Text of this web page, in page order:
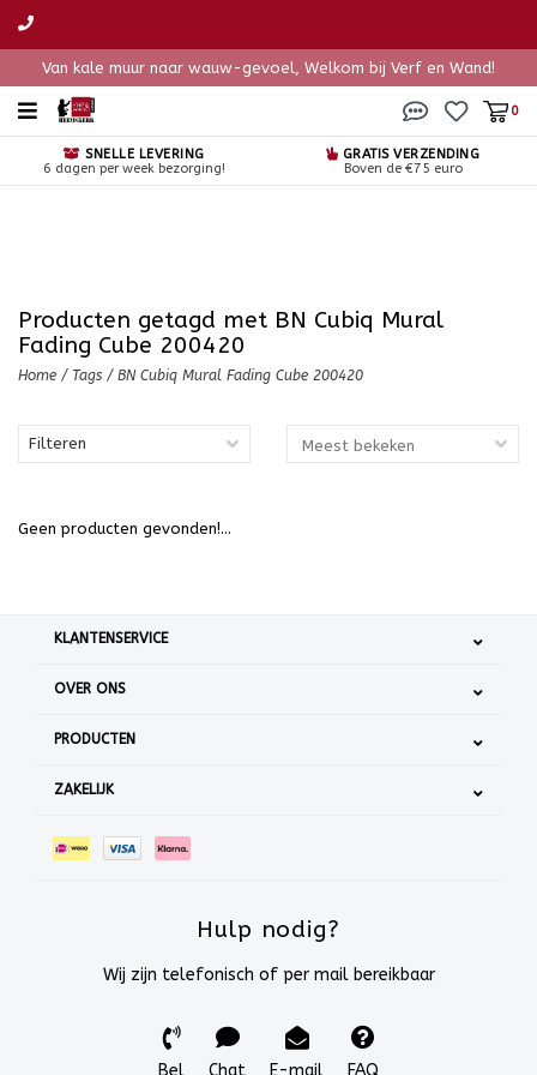
Van kale muur naar wauw-gevoel, Welkom bij Verf en Wand!
0
SNELLE LEVERING
6 dagen per week bezorging!
GRATIS VERZENDING
Boven de €75 euro
Producten getagd met BN Cubiq Mural
Fading Cube 200420
Home / Tags / BN Cubiq Mural Fading Cube 200420
Filteren
Geen producten gevonden!...
KLANTENSERVICE
OVER ONS
PRODUCTEN
ZAKELIJK
Hulp nodig?
Wij zijn telefonisch of per mail bereikbaar
Bel Chat E-mail FAQ